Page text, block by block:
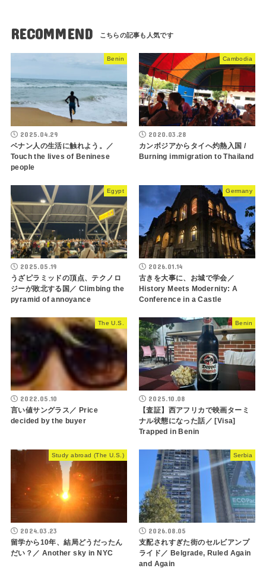
RECOMMEND
Benin
2025.04.29
ベナン人の生活に触れよう。／
Touch the lives of Beninese
people
Cambodia
2020.03.28
カンボジアからタイへ灼熱入国 /
Burning immigration to Thailand
Egypt
2025.05.19
うざピラミッドの頂点、テクノロ
ジーが敗北する国／ Climbing the
pyramid of annoyance
Germany
2026.01.14
古きを大事に、お城で学会／
History Meets Modernity: A
Conference in a Castle
The U.S.
2022.05.10
言い値サングラス／ Price
decided by the buyer
Benin
2025.10.08
【査証】西アフリカで映画ターミ
ナル状態になった話／ [Visa]
Trapped in Benin
Study abroad (The U.S.)
2024.03.23
留学から10年、結局どうだったん
だい？／ Another sky in NYC
Serbia
2026.08.05
支配されすぎた街のセルビアンプ
ライド／ Belgrade, Ruled Again
and Again